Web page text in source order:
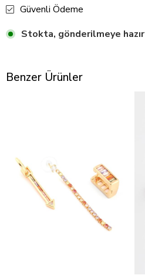
Güvenli Ödeme
Stokta, gönderilmeye hazır
Benzer Ürünler